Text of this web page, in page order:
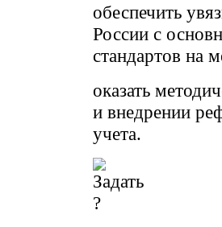
обеспечить
России с
стандартов на
оказать
и внедрении
учета.